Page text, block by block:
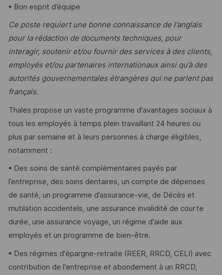
• Bon esprit d’équipe
Ce poste requiert une bonne connaissance de l'anglais
pour la rédaction de documents techniques, pour
interagir, soutenir et/ou fournir des services à des clients,
employés et/ou partenaires internationaux ainsi qu’à des
autorités gouvernementales étrangères qui ne parlent pas
français.
Thales propose un vaste programme d'avantages sociaux à
tous les employés à temps plein travaillant 24 heures ou
plus par semaine et à leurs personnes à charge éligibles,
notamment :
• Des soins de santé complémentaires payés par
l’entreprise, des soins dentaires, un compte de dépenses
de santé, un programme d’assurance-vie, de Décès et
mutilation accidentels, une assurance invalidité de courte
durée, une assurance voyage, un régime d'aide aux
employés et un programme de bien-être.
• Des régimes d'épargne-retraite (REER, RRCD, CELI) avec
contribution de l'entreprise et abondement à un RRCD,